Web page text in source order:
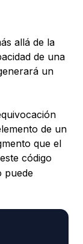
allá de la
de una
un
de un
que el
código
puede